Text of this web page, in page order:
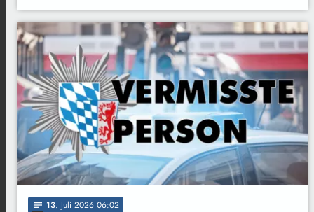
notes 13. Juli 2026 06:02